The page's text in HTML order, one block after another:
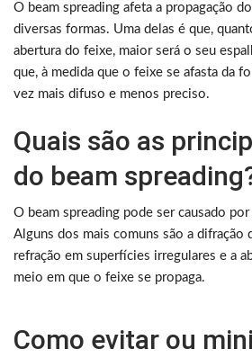
O beam spreading afeta a propagação
diversas formas. Uma delas é que,
abertura do feixe, maior será o seu
que, à medida que o feixe se afasta da
vez mais difuso e menos preciso.
Quais são as
do beam
O beam spreading pode ser causado
Alguns dos mais comuns são a difração
refração em superfícies irregulares e a
meio em que o feixe se propaga.
Como evitar ou